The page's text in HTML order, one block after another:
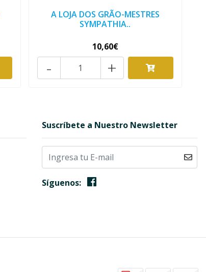
A LOJA DOS GRÃO-MESTRES
SYMPATHIA..
10,60€
+
-
Suscríbete a Nuestro Newsletter
Síguenos: